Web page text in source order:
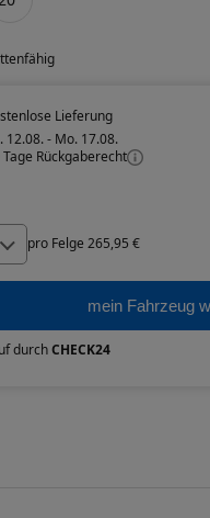
Lieferung
12.08. - Mo. 17.08.
Tage Rückgaberecht
pro Felge 265,95 €
mein Fahrzeug
durchCHECK24